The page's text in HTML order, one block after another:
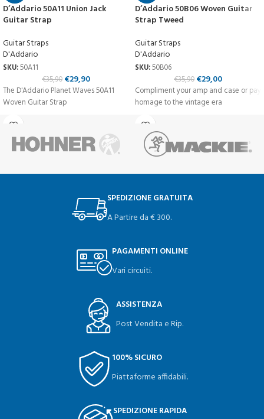
D’Addario 50A11 Union Jack
Guitar Strap
Guitar Straps
D'Addario
SKU:50A11
€35,90 €29,90
The D'Addario Planet Waves 50A11
Woven Guitar Strap
D’Addario 50B06 Woven Guitar
Strap Tweed
Guitar Straps
D'Addario
SKU:50B06
€35,90 €29,00
Compliment your amp and case or pay
homage to the vintage era
SPEDIZIONE GRATUITA
A Partire da € 300.
PAGAMENTI ONLINE
Vari circuiti.
ASSISTENZA
Post Vendita e Rip.
100% SICURO
Piattaforme affidabili.
SPEDIZIONE RAPIDA